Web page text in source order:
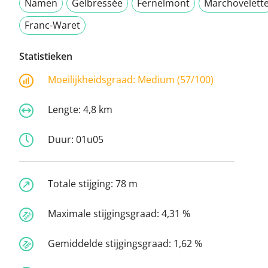
Namen Gelbressée Fernelmont
Franc-Waret
Statistieken
Moeilijkheidsgraad: Medium (57/100)
Lengte: 4,8 km
Duur: 01u05
Totale stijging: 78 m
Maximale stijgingsgraad: 4,31 %
Gemiddelde stijgingsgraad: 1,62 %